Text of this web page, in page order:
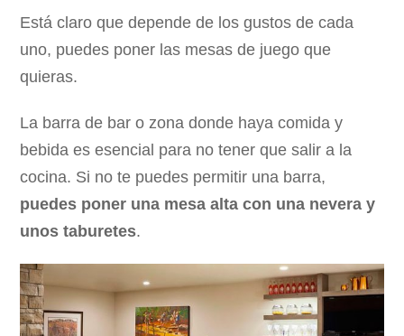
Está claro que depende de los gustos de cada
uno, puedes poner las mesas de juego que
quieras.
La barra de bar o zona donde haya comida y
bebida es esencial para no tener que salir a la
cocina. Si no te puedes permitir una barra,
puedes poner una mesa alta con una nevera y
unos taburetes.